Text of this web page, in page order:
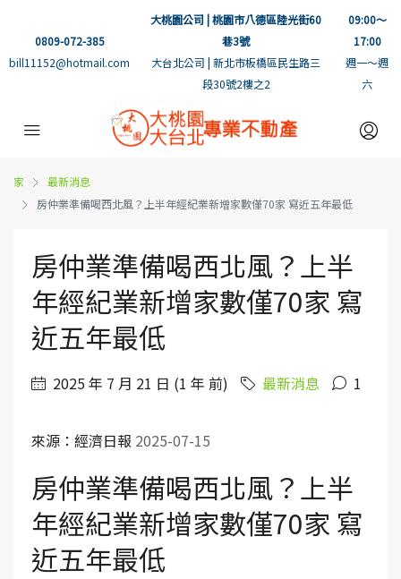
0809-072-385
bill11152@hotmail.com
大桃園公司 | 桃園市八德區陸光街60
巷3號
大台北公司 | 新北市板橋區民生路三
段30號2樓之2
09:00～
17:00
週一～週
六
家
最新消息
房仲業準備喝西北風？上半年經紀業新增家數僅70家 寫近五年最低
房仲業準備喝西北風？上半
年經紀業新增家數僅70家 寫
近五年最低
2025 年 7 月 21 日 (1 年 前) 最新消息 1
來源：經濟日報 2025-07-15
房仲業準備喝西北風？上半
年經紀業新增家數僅70家 寫
近五年最低